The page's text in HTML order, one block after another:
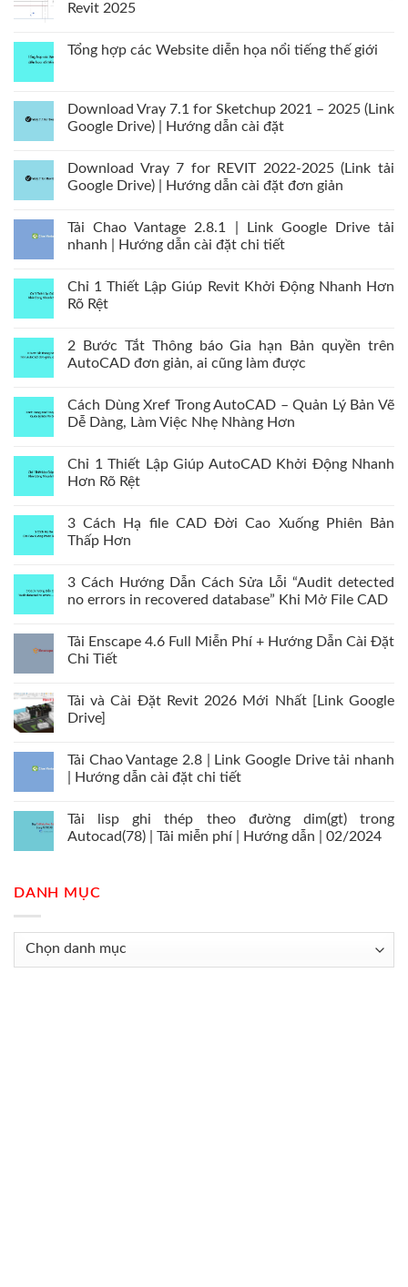
Revit 2025
Tổng hợp các Website diễn họa nổi tiếng thế giới
Download Vray 7.1 for Sketchup 2021 – 2025 (Link
Google Drive) | Hướng dẫn cài đặt
Download Vray 7 for REVIT 2022-2025 (Link tải
Google Drive) | Hướng dẫn cài đặt đơn giản
Tải Chao Vantage 2.8.1 | Link Google Drive tải
nhanh | Hướng dẫn cài đặt chi tiết
Chỉ 1 Thiết Lập Giúp Revit Khởi Động Nhanh Hơn
Rõ Rệt
2 Bước Tắt Thông báo Gia hạn Bản quyền trên
AutoCAD đơn giản, ai cũng làm được
Cách Dùng Xref Trong AutoCAD – Quản Lý Bản Vẽ
Dễ Dàng, Làm Việc Nhẹ Nhàng Hơn
Chỉ 1 Thiết Lập Giúp AutoCAD Khởi Động Nhanh
Hơn Rõ Rệt
3 Cách Hạ file CAD Đời Cao Xuống Phiên Bản
Thấp Hơn
3 Cách Hướng Dẫn Cách Sửa Lỗi “Audit detected
no errors in recovered database” Khi Mở File CAD
Tải Enscape 4.6 Full Miễn Phí + Hướng Dẫn Cài Đặt
Chi Tiết
Tải và Cài Đặt Revit 2026 Mới Nhất [Link Google
Drive]
Tải Chao Vantage 2.8 | Link Google Drive tải nhanh
| Hướng dẫn cài đặt chi tiết
Tải lisp ghi thép theo đường dim(gt) trong
Autocad(78) | Tải miễn phí | Hướng dẫn | 02/2024
DANH MỤC
Danh